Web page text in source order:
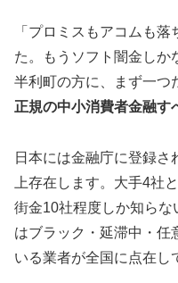
「プロミスもアコムも
た。もうソフト闇金し
半利町の方に、まず一つ
正規の中小消費者金融す
日本には金融庁に登録さ
上存在します。大手4社
街金10社程度しか知らな
はブラック・延滞中・任
いる業者が全国に点在し